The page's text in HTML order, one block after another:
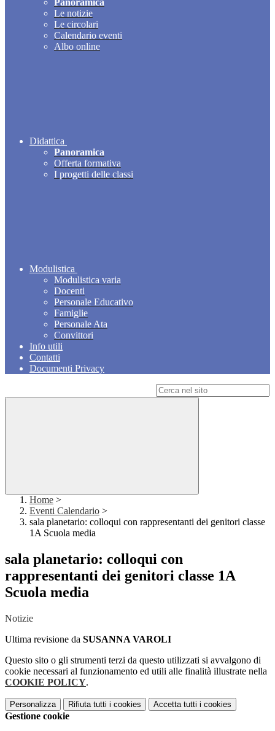
Panoramica
Le notizie
Le circolari
Calendario eventi
Albo online
Didattica
Panoramica
Offerta formativa
I progetti delle classi
Modulistica
Modulistica varia
Docenti
Personale Educativo
Famiglie
Personale Ata
Convittori
Info utili
Contatti
Documenti Privacy
Home >
Eventi Calendario >
sala planetario: colloqui con rappresentanti dei genitori classe
1A Scuola media
sala planetario: colloqui con
rappresentanti dei genitori classe 1A
Scuola media
Notizie
Ultima revisione da SUSANNA VAROLI
Questo sito o gli strumenti terzi da questo utilizzati si avvalgono di
cookie necessari al funzionamento ed utili alle finalità illustrate nella
COOKIE POLICY.
Personalizza Rifiuta tutti i cookies Accetta tutti i cookies
Gestione cookie